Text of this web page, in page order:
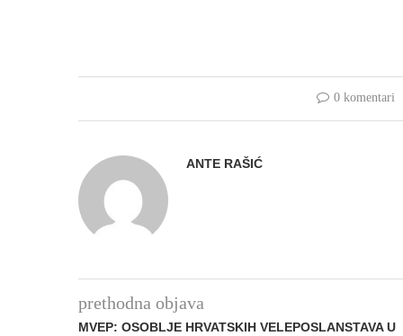
0 komentari
ANTE RAŠIĆ
prethodna objava
MVEP: OSOBLJE HRVATSKIH VELEPOSLANSTAVA U